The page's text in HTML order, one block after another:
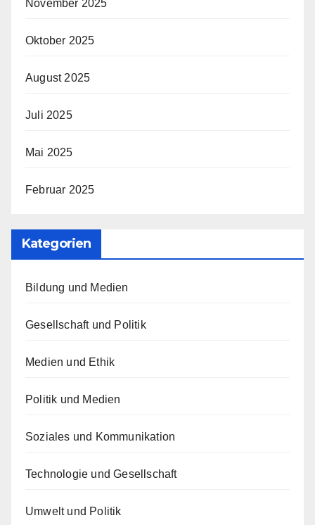
November 2025
Oktober 2025
August 2025
Juli 2025
Mai 2025
Februar 2025
Kategorien
Bildung und Medien
Gesellschaft und Politik
Medien und Ethik
Politik und Medien
Soziales und Kommunikation
Technologie und Gesellschaft
Umwelt und Politik